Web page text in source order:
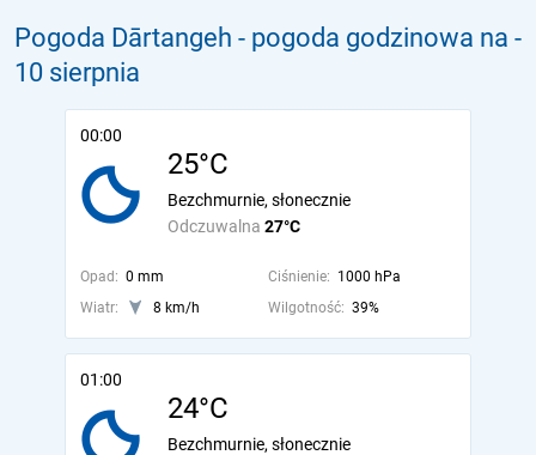
Pogoda Dārtangeh - pogoda godzinowa na -
10 sierpnia
00:00
25°C
Odczuwalna 27°C
Bezchmurnie, słonecznie
Opad: 0 mm Ciśnienie: 1000 hPa
Wiatr:
8 km/h Wilgotność: 39%
01:00
24°C
Bezchmurnie, słonecznie